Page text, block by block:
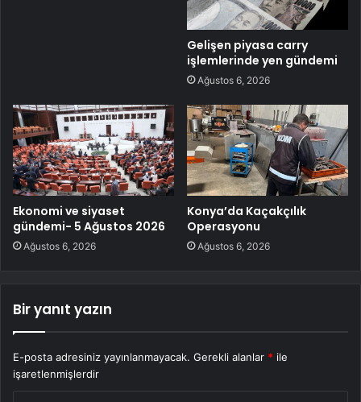
Gelişen piyasa carry
işlemlerinde yen gündemi
Ağustos 6, 2026
Ekonomi ve siyaset
gündemi- 5 Ağustos 2026
Ağustos 6, 2026
Konya’da Kaçakçılık
Operasyonu
Ağustos 6, 2026
Bir yanıt yazın
E-posta adresiniz yayınlanmayacak. Gerekli alanlar * ile
işaretlenmişlerdir